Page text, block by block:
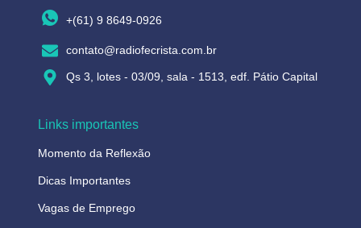
+(61) 9 8649-0926
contato@radiofecrista.com.br
Qs 3, lotes - 03/09, sala - 1513, edf. Pátio Capital
Links importantes
Momento da Reflexão
Dicas Importantes
Vagas de Emprego